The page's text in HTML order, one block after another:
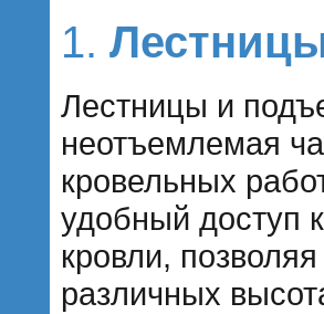
1.
Лестницы и
неотъемлемая
кровельных
удобный доступ
кровли,
различных